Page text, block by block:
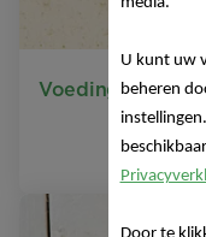
U kunt uw
beheren
Door te